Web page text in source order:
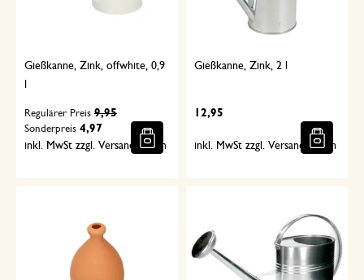
Gießkanne, Zink, offwhite, 0,9
Sonderpreis 4,97
Regulärer Preis 9,95
inkl. MwSt zzgl. Versandkosten
Gießkanne, Zink, 2 l
12,95
inkl. MwSt zzgl. Versandkosten